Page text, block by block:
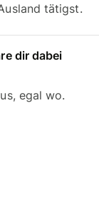
tätigst.
dir dabei
egal wo.